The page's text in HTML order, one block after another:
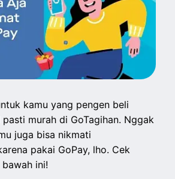
kamu yang pengen beli
murah di GoTagihan. Nggak
juga bisa nikmati
pakai GoPay, lho. Cek
ini!